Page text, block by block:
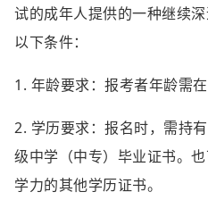
试的成年人提供的一种继续
以下条件：
1. 年龄要求：报考者年龄需
2. 学历要求：报名时，需持
级中学（中专）毕业证书。
学力的其他学历证书。